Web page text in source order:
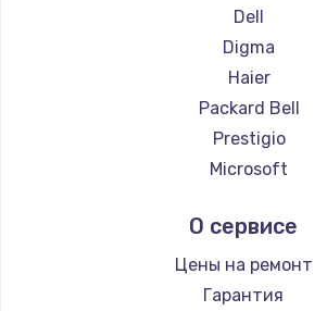
Ремонт ноутбуков
Ремонт ноутбуков
Ремонт ноутбуков
Ремонт ноутбуков
Ремонт ноутбуков
Ремонт ноутбуков
Ремонт ноутбуков
Ремонт ноутбуков
Ремонт ноутбуков
Dell
Digma
Haier
Packard Bell
Prestigio
Microsoft
Aquarius
Gigabyte
Aorus
О сервисе
Цены на ремонт
Гарантия